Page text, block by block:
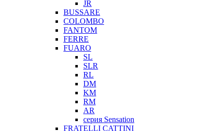
JR
BUSSARE
COLOMBO
FANTOM
FERRE
FUARO
SL
SLR
RL
DM
KM
RM
AR
серия Sensation
FRATELLI CATTINI